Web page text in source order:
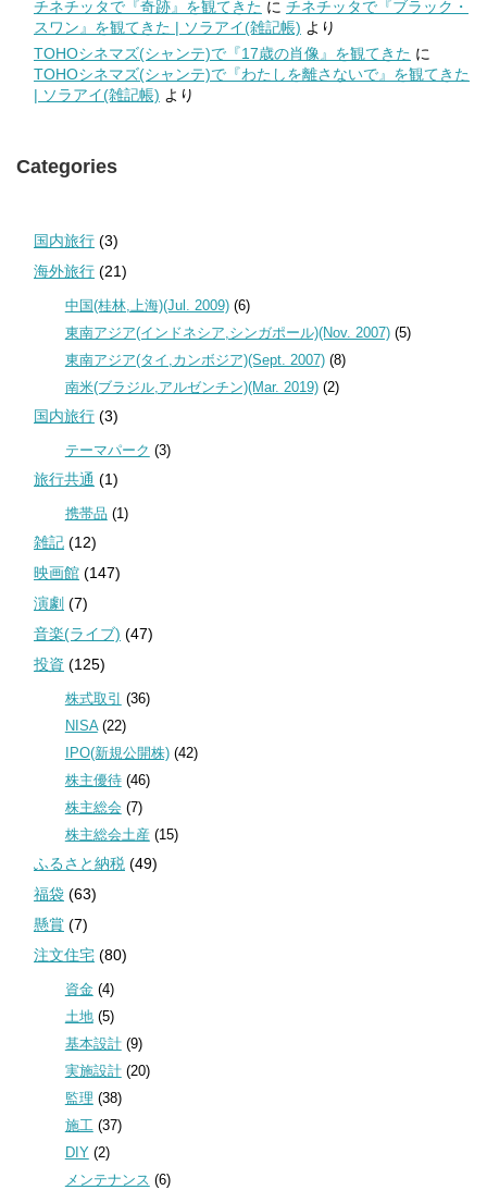
チネチッタで『奇跡』を観てきた に チネチッタで『ブラック・
スワン』を観てきた | ソラアイ(雑記帳) より
TOHOシネマズ(シャンテ)で『17歳の肖像』を観てきた に
TOHOシネマズ(シャンテ)で『わたしを離さないで』を観てきた
| ソラアイ(雑記帳) より
Categories
国内旅行 (3)
海外旅行 (21)
中国(桂林,上海)(Jul. 2009)(6)
東南アジア(インドネシア,シンガポール)(Nov. 2007)(5)
東南アジア(タイ,カンボジア)(Sept. 2007)(8)
南米(ブラジル,アルゼンチン)(Mar. 2019)(2)
国内旅行 (3)
テーマパーク (3)
旅行共通 (1)
携帯品 (1)
雑記 (12)
映画館 (147)
演劇 (7)
音楽(ライブ) (47)
投資 (125)
株式取引
(36)
NISA(22)
IPO(新規公開株)(42)
株主優待(46)
株主総会 (7)
株主総会土産 (15)
ふるさと納税 (49)
福袋 (63)
懸賞 (7)
注文住宅 (80)
資金(4)
土地(5)
基本設計(9)
実施設計(20)
監理 (38)
施工(37)
DIY(2)
メンテナンス (6)